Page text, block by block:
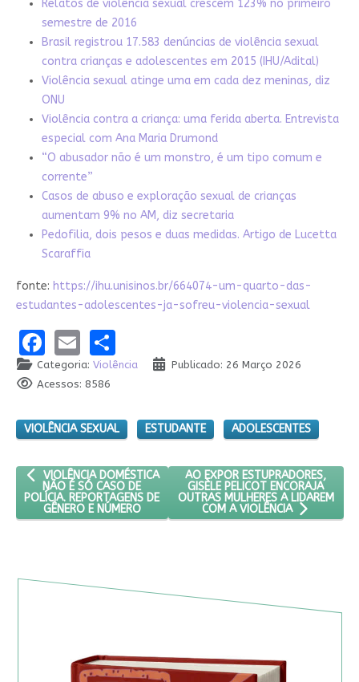
Relatos de violência sexual crescem 123% no primeiro
semestre de 2016
Brasil registrou 17.583 denúncias de violência sexual
contra crianças e adolescentes em 2015 (IHU/Adital)
Violência sexual atinge uma em cada dez meninas, diz
ONU
Violência contra a criança: uma ferida aberta. Entrevista
especial com Ana Maria Drumond
“O abusador não é um monstro, é um tipo comum e
corrente”
Casos de abuso e exploração sexual de crianças
aumentam 9% no AM, diz secretaria
Pedofilia, dois pesos e duas medidas. Artigo de Lucetta
Scaraffia
fonte: https://ihu.unisinos.br/664074-um-quarto-das-
estudantes-adolescentes-ja-sofreu-violencia-sexual
Facebook
EmailShare
Categoria: Violência
Publicado: 26 Março 2026
Acessos: 8586
VIOLÊNCIA SEXUAL ESTUDANTE ADOLESCENTES
ARTIGO ANTERIOR: VIOLÊNCIA DOMÉSTICA NÃO É SÓ CASO DE
VIOLÊNCIA DOMÉSTICA
NÃO É SÓ CASO DE
POLÍCIA. REPORTAGENS DE
GÊNERO E NÚMERO
PRÓXIMO ARTIGO: AO EXPOR
AO EXPOR ESTUPRADORES,
GISÈLE PELICOT ENCORAJA
OUTRAS MULHERES A LIDAREM
COM A VIOLÊNCIA